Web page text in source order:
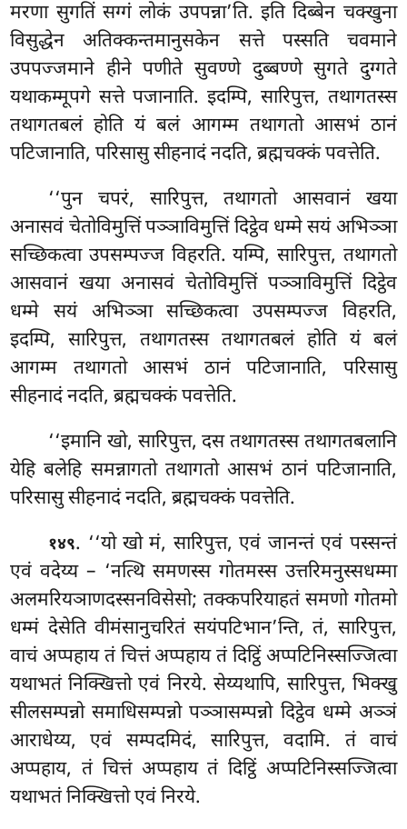
मरणा सुगतिं सग्गं लोकं उपपन्ना’ति. इति दिब्बेन चक्खुना
विसुद्धेन अतिक्कन्तमानुसकेन सत्ते पस्सति चवमाने
उपपज्जमाने हीने पणीते सुवण्णे दुब्बण्णे सुगते दुग्गते
यथाकम्मूपगे सत्ते पजानाति. इदम्पि, सारिपुत्त, तथागतस्स
तथागतबलं होति यं बलं आगम्म तथागतो आसभं ठानं
पटिजानाति, परिसासु सीहनादं नदति, ब्रह्मचक्कं पवत्तेति.
‘‘पुन चपरं, सारिपुत्त, तथागतो आसवानं खया
अनासवं चेतोविमुत्तिं पञ्ञाविमुत्तिं दिट्ठेव धम्मे सयं अभिञ्ञा
सच्छिकत्वा उपसम्पज्ज विहरति. यम्पि, सारिपुत्त, तथागतो
आसवानं खया अनासवं चेतोविमुत्तिं पञ्ञाविमुत्तिं दिट्ठेव
धम्मे सयं अभिञ्ञा सच्छिकत्वा उपसम्पज्ज विहरति,
इदम्पि, सारिपुत्त, तथागतस्स तथागतबलं होति यं बलं
आगम्म तथागतो आसभं ठानं पटिजानाति, परिसासु
सीहनादं नदति, ब्रह्मचक्कं पवत्तेति.
‘‘इमानि खो, सारिपुत्त, दस तथागतस्स तथागतबलानि
येहि बलेहि समन्नागतो तथागतो आसभं ठानं पटिजानाति,
परिसासु सीहनादं नदति, ब्रह्मचक्कं पवत्तेति.
१४९. ‘‘यो खो मं, सारिपुत्त, एवं जानन्तं एवं पस्सन्तं
एवं वदेय्य – ‘नत्थि समणस्स गोतमस्स उत्तरिमनुस्सधम्मा
अलमरियञाणदस्सनविसेसो; तक्कपरियाहतंसमणो गोतमो
धम्मं देसेति वीमंसानुचरितं सयंपटिभान’न्ति, तं, सारिपुत्त,
वाचं अप्पहाय तं चित्तं अप्पहाय तं दिट्ठिं अप्पटिनिस्सज्जित्वा
यथाभतं निक्खित्तो एवं निरये. सेय्यथापि, सारिपुत्त, भिक्खु
सीलसम्पन्नो समाधिसम्पन्नो पञ्ञासम्पन्नो दिट्ठेव धम्मे अञ्ञं
आराधेय्य, एवं सम्पदमिदं, सारिपुत्त, वदामि. तं वाचं
अप्पहाय, तं चित्तं अप्पहाय तं दिट्ठिं अप्पटिनिस्सज्जित्वा
यथाभतं निक्खित्तो एवं निरये.